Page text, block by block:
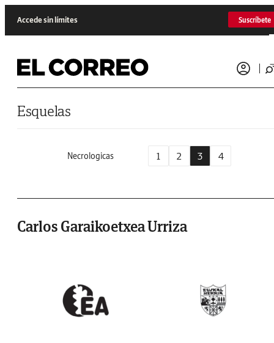
Accede sin límites Suscríbete
Esquelas
Necrologicas 1 2 3 4
Carlos Garaikoetxea Urriza